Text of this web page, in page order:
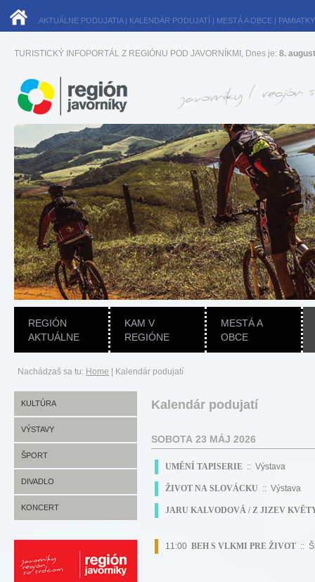
AKTUÁLNE PODUJATIA| KALENDÁR PODUJATÍ | MESTÁ A OBCE | PAMIATKY
TURISTICKÝ INFOPORTÁL Z REGIÓNU POD JAVORNÍKMI, Dnes je: 8.
REGIÓN
AKTUÁLNE
KAM V
REGIÓNE
MESTÁ A
OBCE
Nachádzaš sa tu: Home Kalendár podujatí
KULTÚRA
VÝSTAVY
ŠPORT
DIVADLO
KONCERT
Kalendár podujatí
SOBOTA 23 MÁJ 2026
UMĚNÍ TAPISERIE :: Výstava
ŽIVOT NA SLOVÁCKU :: Výstava
JARU KALVODOVÁ / Z JIZEV
11:00 BEH S VLKMI PRE ŽIVOT ::